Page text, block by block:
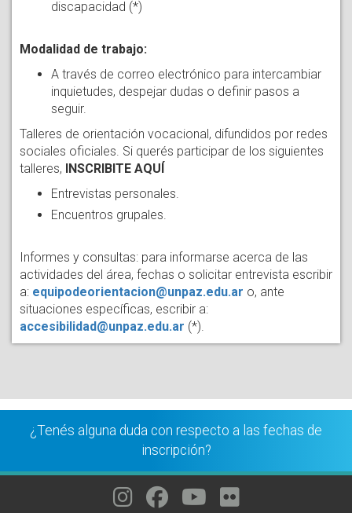
discapacidad (*)
Modalidad de trabajo:
A través de correo electrónico para intercambiar
inquietudes, despejar dudas o definir pasos a
seguir.
Talleres de orientación vocacional, difundidos por redes
sociales oficiales. Si querés participar de los siguientes
talleres, INSCRIBITE AQUÍ
Entrevistas personales.
Encuentros grupales.
Informes y consultas: para informarse acerca de las
actividades del área, fechas o solicitar entrevista escribir
a: equipodeorientacion@unpaz.edu.ar o, ante
situaciones específicas, escribir a:
accesibilidad@unpaz.edu.ar (*).
¿Tenés alguna duda con respecto a las fechas de
inscripción?